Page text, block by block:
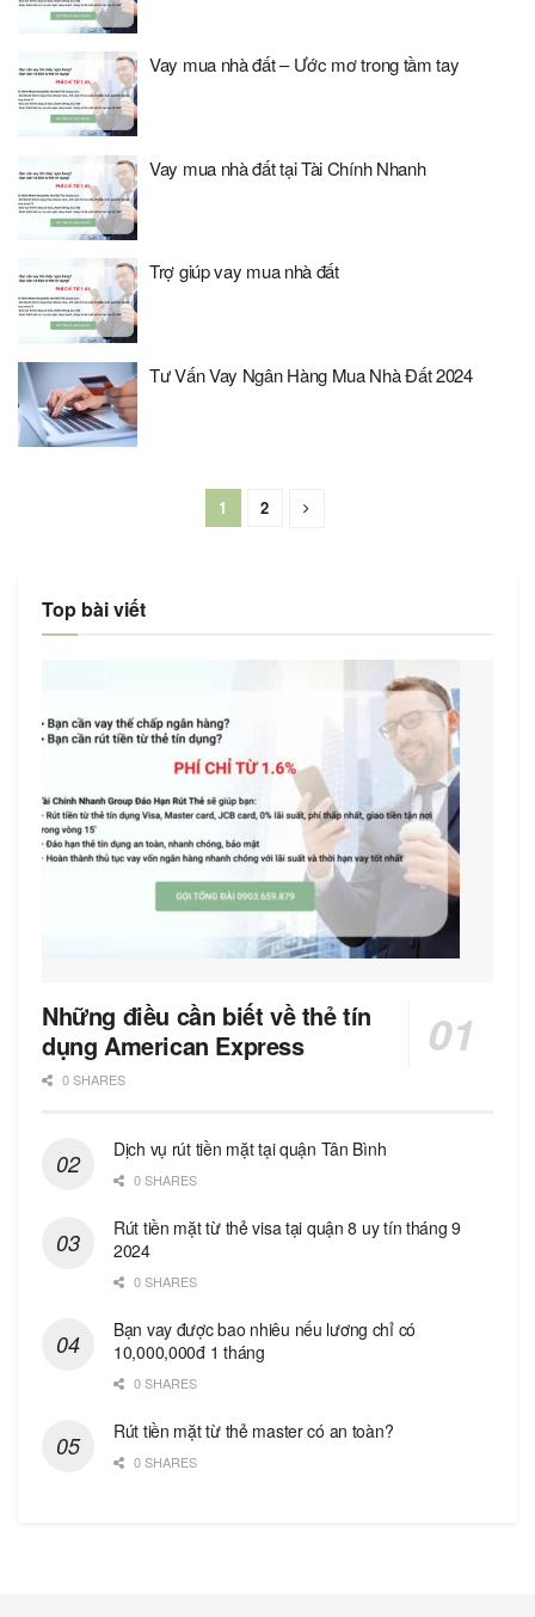
Vay mua nhà đất – Ước mơ trong tầm tay
Vay mua nhà đất tại Tài Chính Nhanh
Trợ giúp vay mua nhà đất
Tư Vấn Vay Ngân Hàng Mua Nhà Đất 2024
1 2
Top bài viết
Những điều cần biết về thẻ tín
dụng American Express
0 SHARES
Dịch vụ rút tiền mặt tại quận Tân Bình
0 SHARES
Rút tiền mặt từ thẻ visa tại quận 8 uy tín tháng 9
2024
0 SHARES
Bạn vay được bao nhiêu nếu lương chỉ có
10,000,000đ 1 tháng
0 SHARES
Rút tiền mặt từ thẻ master có an toàn?
0 SHARES